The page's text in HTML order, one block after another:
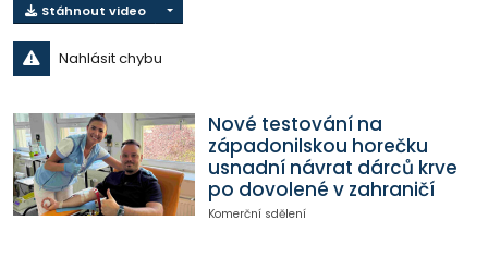
Stáhnout video
Nahlásit chybu
Nové testování na
západonilskou horečku
usnadní návrat dárců krve
po dovolené v zahraničí
Komerční sdělení